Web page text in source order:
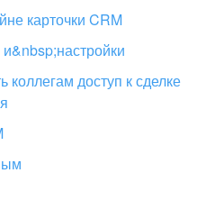
карточки CRM
коллегам доступ к сделке